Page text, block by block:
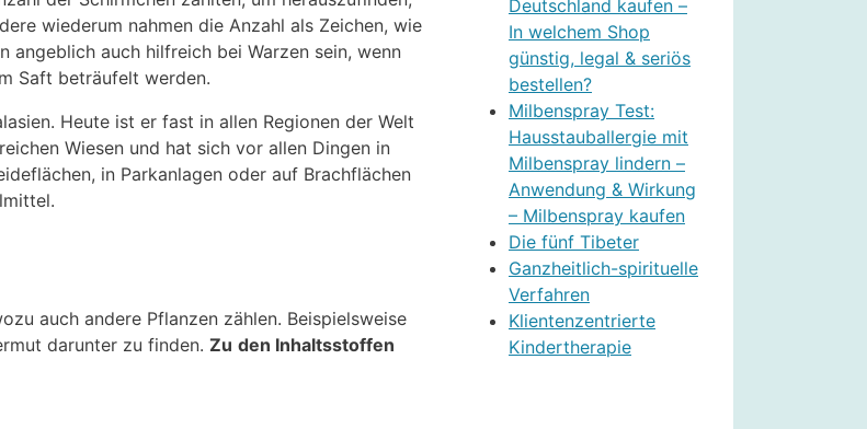
wiederum nahmen die Anzahl als Zeichen, wie
angeblich auch hilfreich bei Warzen sein, wenn
Saft beträufelt werden.
Heute ist er fast in allen Regionen der Welt
Wiesen und hat sich vor allen Dingen in
in Parkanlagen oder auf Brachflächen
auch andere Pflanzen zählen. Beispielsweise
darunter zu finden. Zu den Inhaltsstoffen
Deutschland kaufen –
In welchem Shop
günstig, legal & seriös
bestellen?
Milbenspray Test:
Hausstauballergie mit
Milbenspray lindern –
Anwendung & Wirkung
– Milbenspray kaufen
Die fünf Tibeter
Ganzheitlich-spirituelle
Verfahren
Klientenzentrierte
Kindertherapie